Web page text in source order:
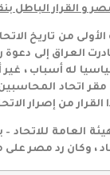
و القرار الباطل
انتهت الحقبة الأولى
العراق إلى
له أسباب ، غير
القرار من إصرار
1985 اتخذت الهيئة
، وكان رد مصر على